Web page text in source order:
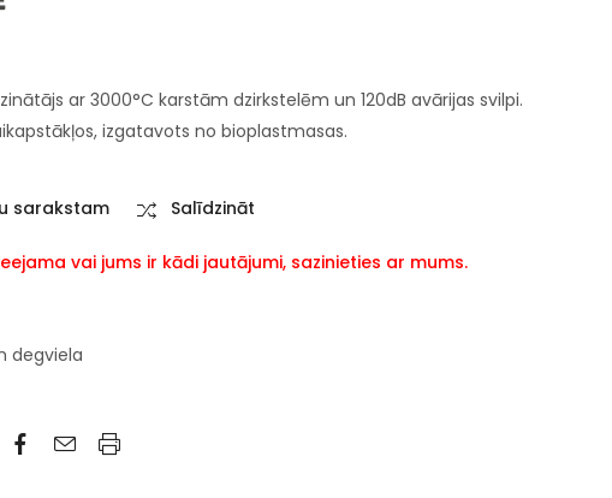
ar 3000°C karstām dzirkstelēm un 120dB avārijas svilpi.
izgatavots no bioplastmasas.
sarakstam Salīdzināt
vai jums ir kādi jautājumi, sazinieties ar mums.
degviela